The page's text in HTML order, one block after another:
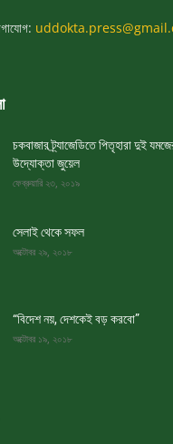
চকবাজার ট্র্যাজেডিতে পিতৃহারা দুই
উদ্যোক্তা জুয়েল
ফেব্রুয়ারি ২৩, ২০১৯
সেলাই থেকে সফল
অক্টোবর ২৯, ২০১৮
“বিদেশ নয়, দেশকেই বড় করবো”
অক্টোবর ১৯, ২০১৮